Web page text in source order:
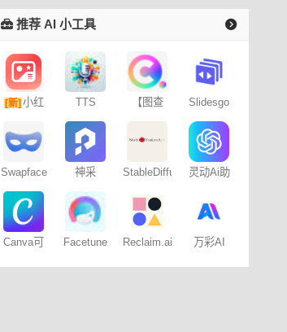
推荐 AI 小工具
[新] 小红
记
TTS
【图查
Slidesgo
Swapface
神采
StableDiffusion灵动Ai助
Canva可
Facetune Reclaim.ai 万彩AI